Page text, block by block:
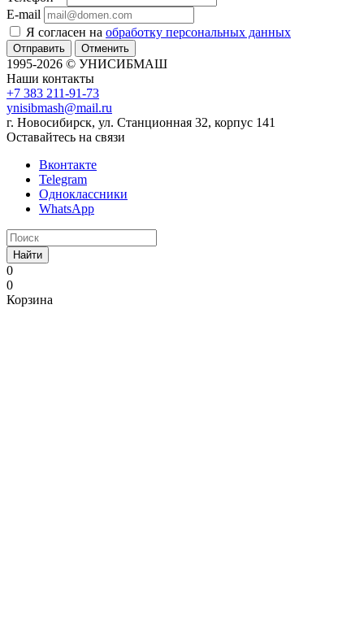
E-mail
Я согласен на обработку персональных данных
Отменить
1995-2026 © УНИСИБМАШ
Наши контакты
+7 383 211-91-73
ynisibmash@mail.ru
г. Новосибирск, ул. Станционная 32, корпус 141
Оставайтесь на связи
Вконтакте
Telegram
Одноклассники
WhatsApp
Найти
0
0
Корзина